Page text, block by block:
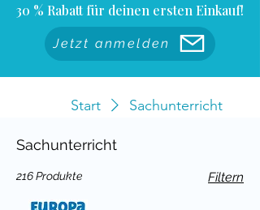
30 % Rabatt für deinen ersten Einkauf!
Jetzt anmelden
Start Sachunterricht
Sachunterricht
216 Produkte Filtern